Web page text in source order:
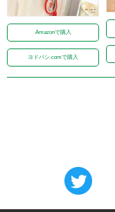
Amazonで購入
ヨドバシ.comで購入